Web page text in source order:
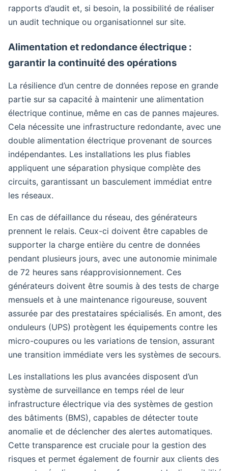
rapports d’audit et, si besoin, la possibilité de réaliser
un audit technique ou organisationnel sur site.
Alimentation et redondance électrique :
garantir la continuité des opérations
La résilience d’un centre de données repose en grande
partie sur sa capacité à maintenir une alimentation
électrique continue, même en cas de pannes majeures.
Cela nécessite une infrastructure redondante, avec une
double alimentation électrique provenant de sources
indépendantes. Les installations les plus fiables
appliquent une séparation physique complète des
circuits, garantissant un basculement immédiat entre
les réseaux.
En cas de défaillance du réseau, des générateurs
prennent le relais. Ceux-ci doivent être capables de
supporter la charge entière du centre de données
pendant plusieurs jours, avec une autonomie minimale
de 72 heures sans réapprovisionnement. Ces
générateurs doivent être soumis à des tests de charge
mensuels et à une maintenance rigoureuse, souvent
assurée par des prestataires spécialisés. En amont, des
onduleurs (UPS) protègent les équipements contre les
micro-coupures ou les variations de tension, assurant
une transition immédiate vers les systèmes de secours.
Les installations les plus avancées disposent d’un
système de surveillance en temps réel de leur
infrastructure électrique via des systèmes de gestion
des bâtiments (BMS), capables de détecter toute
anomalie et de déclencher des alertes automatiques.
Cette transparence est cruciale pour la gestion des
risques et permet également de fournir aux clients des